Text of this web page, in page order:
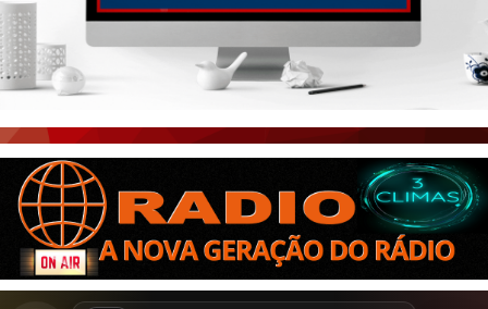
ÚLTIMAS POSTAGENS
BOAS NOTÍCIAS...VIRAM MANCHETE!
CEARÁ BRASIL NOTÍCIAS
CEARÁ BRASIL MUNDO 1
BRASIL DE FATO
NOTÍCIAS GERAIS